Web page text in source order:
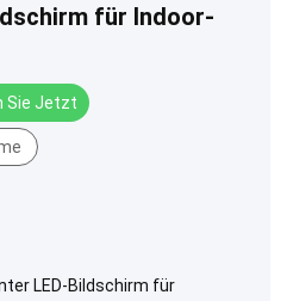
für Indoor-
Sie Jetzt
LED-Bildschirm für